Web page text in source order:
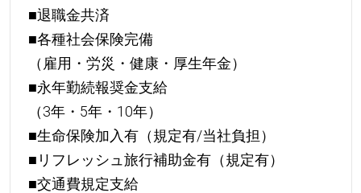
■退職金共済
■各種社会保険完備
（雇用・労災・健康・厚生年金）
■永年勤続報奨金支給
（3年・5年・10年）
■生命保険加入有（規定有/当社負担）
■リフレッシュ旅行補助金有（規定有）
■交通費規定支給